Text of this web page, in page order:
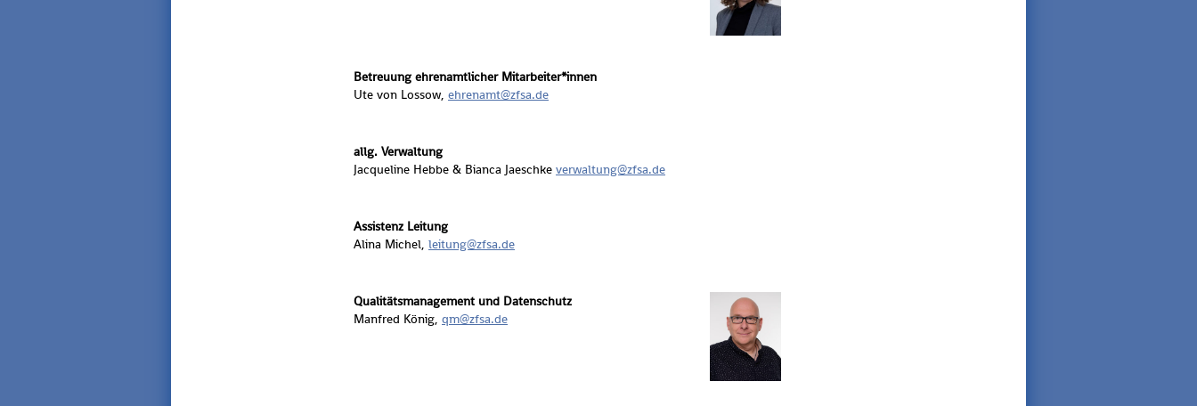
Betreuung eh­ren­amt­li­cher Mit­ar­bei­ter*innen
Ute von Los­s­ow, eh­ren­amt@​zfsa.​de
allg. Ver­wal­tung
Jac­que­line Hebbe & Bi­an­ca Ja­eschke ver­wal­tung@​zfsa.​de
As­sis­tenz Lei­tung
Alina Mi­chel, lei­tung@​zfsa.​de
Qua­li­täts­ma­nage­ment und Da­ten­schutz
Man­fred König, qm@​zfsa.​de